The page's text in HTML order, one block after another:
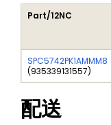
Part/12NC
SPC5742PK1AMMM8
(935339131557)
配送